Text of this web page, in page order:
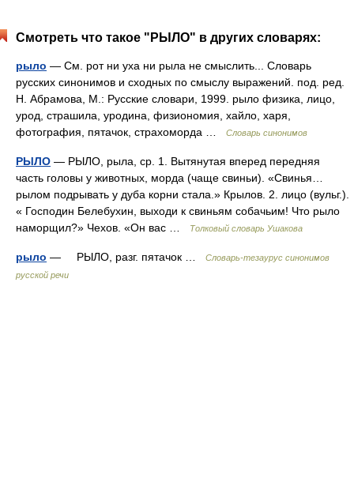
Смотреть что такое "РЫЛО" в других словарях:
рыло — См. рот ни уха ни рыла не смыслить... Словарь
русских синонимов и сходных по смыслу выражений. под. ред.
Н. Абрамова, М.: Русские словари, 1999. рыло физика, лицо,
урод, страшила, уродина, физиономия, хайло, харя,
фотография, пятачок, страхоморда …
Словарь синонимов
РЫЛО — РЫЛО, рыла, ср. 1. Вытянутая вперед передняя
часть головы у животных, морда (чаще свиньи). «Свинья…
рылом подрывать у дуба корни стала.» Крылов. 2. лицо (вульг.).
« Господин Белебухин, выходи к свиньям собачьим! Что рыло
наморщил?» Чехов. «Он вас …
Толковый словарь Ушакова
рыло — РЫЛО, разг. пятачок …
Словарь-тезаурус синонимов
русской речи